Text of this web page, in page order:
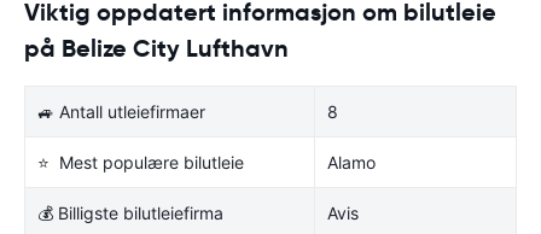
Viktig oppdatert informasjon om bilutleie
på Belize City Lufthavn
🚙 Antall utleiefirmaer 8
⭐ Mest populære bilutleie Alamo
💰 Billigste bilutleiefirma Avis